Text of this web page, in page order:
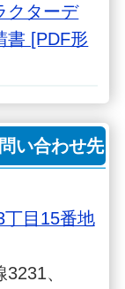
クターデ
書 [PDF形
い合わせ先
目15番地
3231、